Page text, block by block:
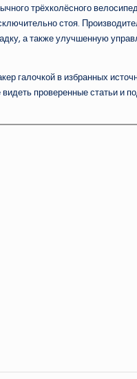
трёхколёсного
стоя.
а также улучшенную
галочкой в избранных
проверенные статьи и